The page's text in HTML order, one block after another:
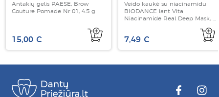
Antakių gelis PAESE, Brow
Couture Pomade Nr 01, 4.5 g
15,00 €
Veido kaukė su niacinamidu
BIODANCE iant Vita
Niacinamide Real Deep Mask, 1
7,49 €